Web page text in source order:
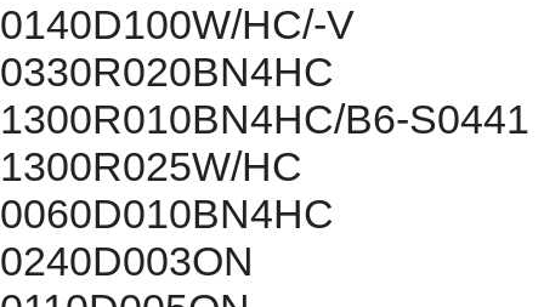
0140D100W/HC/-V
0330R020BN4HC
1300R010BN4HC/B6-S0441
1300R025W/HC
0060D010BN4HC
0240D003ON